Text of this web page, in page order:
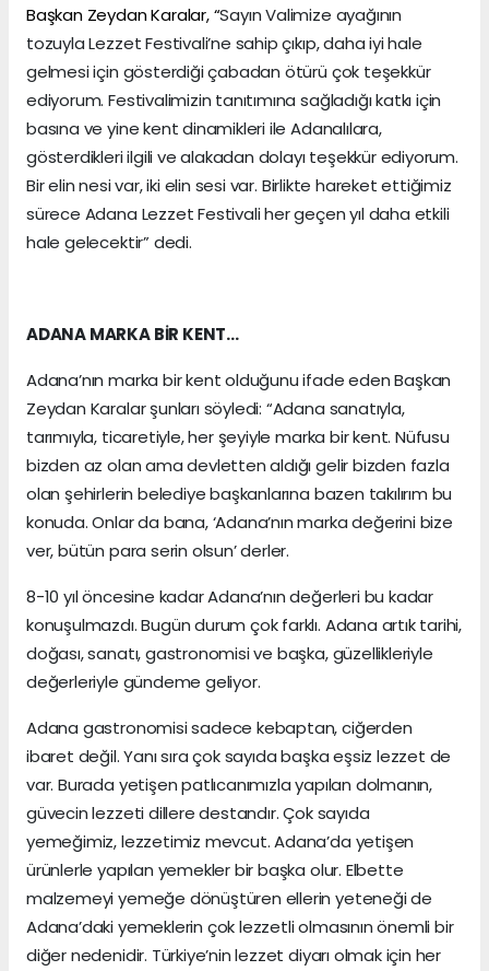
Başkan Zeydan Karalar, “Sayın Valimize ayağının
tozuyla Lezzet Festivali’ne sahip çıkıp, daha iyi hale
gelmesi için gösterdiği çabadan ötürü çok teşekkür
ediyorum. Festivalimizin tanıtımına sağladığı katkı için
basına ve yine kent dinamikleri ile Adanalılara,
gösterdikleri ilgili ve alakadan dolayı teşekkür ediyorum.
Bir elin nesi var, iki elin sesi var. Birlikte hareket ettiğimiz
sürece Adana Lezzet Festivali her geçen yıl daha etkili
hale gelecektir” dedi.
ADANA MARKA BİR KENT…
Adana’nın marka bir kent olduğunu ifade eden Başkan
Zeydan Karalar şunları söyledi: “Adana sanatıyla,
tarımıyla, ticaretiyle, her şeyiyle marka bir kent. Nüfusu
bizden az olan ama devletten aldığı gelir bizden fazla
olan şehirlerin belediye başkanlarına bazen takılırım bu
konuda. Onlar da bana, ‘Adana’nın marka değerini bize
ver, bütün para serin olsun’ derler.
8-10 yıl öncesine kadar Adana’nın değerleri bu kadar
konuşulmazdı. Bugün durum çok farklı. Adana artık tarihi,
doğası, sanatı, gastronomisi ve başka, güzellikleriyle
değerleriyle gündeme geliyor.
Adana gastronomisi sadece kebaptan, ciğerden
ibaret değil. Yanı sıra çok sayıda başka eşsiz lezzet de
var. Burada yetişen patlıcanımızla yapılan dolmanın,
güvecin lezzeti dillere destandır. Çok sayıda
yemeğimiz, lezzetimiz mevcut. Adana’da yetişen
ürünlerle yapılan yemekler bir başka olur. Elbette
malzemeyi yemeğe dönüştüren ellerin yeteneği de
Adana’daki yemeklerin çok lezzetli olmasının önemli bir
diğer nedenidir. Türkiye’nin lezzet diyarı olmak için her